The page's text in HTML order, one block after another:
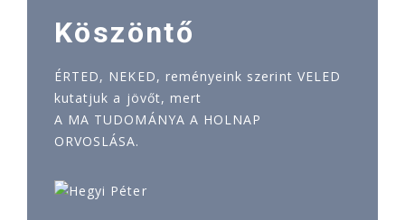
Köszöntő
ÉRTED, NEKED, reményeink szerint VELED
kutatjuk a jövőt, mert
A MA TUDOMÁNYA A HOLNAP
ORVOSLÁSA.